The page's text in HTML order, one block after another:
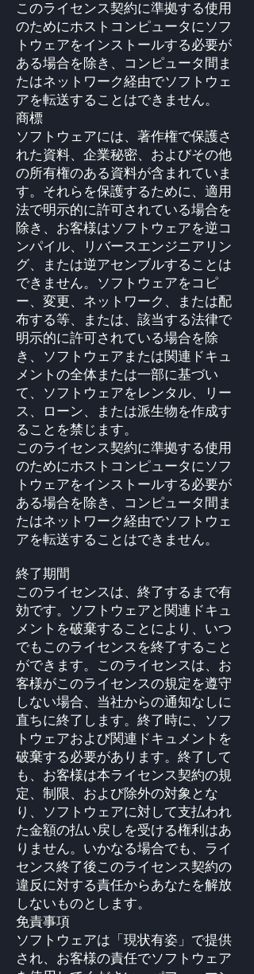
このライセンス契約に準拠する使用
のためにホストコンピュータにソフ
トウェアをインストールする必要が
ある場合を除き、コンピュータ間ま
たはネットワーク経由でソフトウェ
アを転送することはできません。
商標
ソフトウェアには、著作権で保護さ
れた資料、企業秘密、およびその他
の所有権のある資料が含まれていま
す。それらを保護するために、適用
法で明示的に許可されている場合を
除き、お客様はソフトウェアを逆コ
ンパイル、リバースエンジニアリン
グ、または逆アセンブルすることは
できません。ソフトウェアをコピ
ー、変更、ネットワーク、または配
布する等、または、該当する法律で
明示的に許可されている場合を除
き、ソフトウェアまたは関連ドキュ
メントの全体または一部に基づい
て、ソフトウェアをレンタル、リー
ス、ローン、または派生物を作成す
ることを禁じます。
このライセンス契約に準拠する使用
のためにホストコンピュータにソフ
トウェアをインストールする必要が
ある場合を除き、コンピュータ間ま
たはネットワーク経由でソフトウェ
アを転送することはできません。
終了期間
このライセンスは、終了するまで有
効です。ソフトウェアと関連ドキュ
メントを破棄することにより、いつ
でもこのライセンスを終了すること
ができます。このライセンスは、お
客様がこのライセンスの規定を遵守
しない場合、当社からの通知なしに
直ちに終了します。終了時に、ソフ
トウェアおよび関連ドキュメントを
破棄する必要があります。終了して
も、お客様は本ライセンス契約の規
定、制限、および除外の対象とな
り、ソフトウェアに対して支払われ
た金額の払い戻しを受ける権利はあ
りません。いかなる場合でも、ライ
センス終了後このライセンス契約の
違反に対する責任からあなたを解放
しないものとします。
免責事項
ソフトウェアは「現状有姿」で提供
され、お客様の責任でソフトウェア